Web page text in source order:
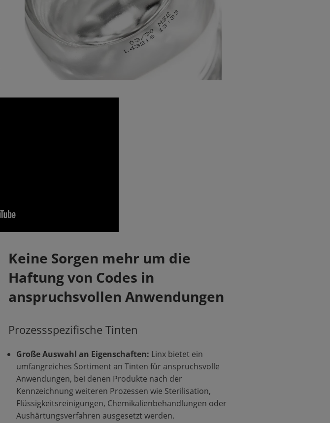
Keine Sorgen mehr um die
Haftung von Codes in
anspruchsvollen Anwendungen
Prozessspezifische Tinten
Große Auswahl an Eigenschaften: Linx bietet ein
umfangreiches Sortiment an Tinten für anspruchsvolle
Anwendungen, bei denen Produkte nach der
Kennzeichnung weiteren Prozessen wie Sterilisation,
Flüssigkeitsreinigungen, Chemikalienbehandlungen oder
Aushärtungsverfahren ausgesetzt werden.